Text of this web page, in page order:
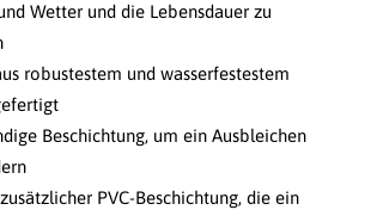
Wetter und die Lebensdauer zu
robustestem und wasserfestestem
Beschichtung, um ein Ausbleichen
PVC-Beschichtung, die ein